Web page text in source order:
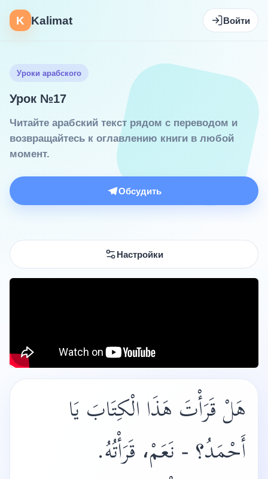
K Kalimat Войти
Уроки арабского
Урок №17
Читайте арабский текст рядом с переводом и
возвращайтесь к оглавлению книги в любой
момент.
Обсудить
Настройки
هَلْ قَرَأْتَ هَذَا الْكِتَابَ يَا
أَحْمَدُ؟ - نَعَمْ، قَرَأْتُهُ.